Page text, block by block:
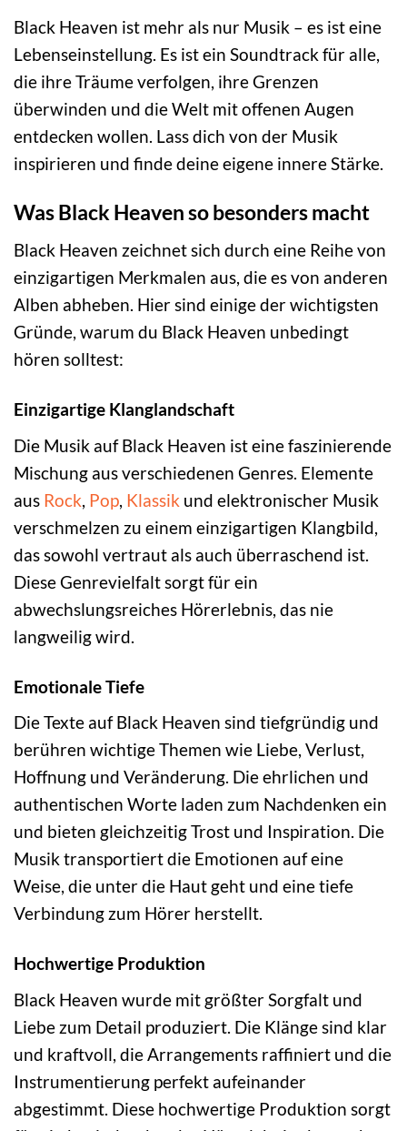
Black Heaven ist mehr als nur Musik – es ist eine
Lebenseinstellung. Es ist ein Soundtrack für alle,
die ihre Träume verfolgen, ihre Grenzen
überwinden und die Welt mit offenen Augen
entdecken wollen. Lass dich von der Musik
inspirieren und finde deine eigene innere Stärke.
Was Black Heaven so besonders macht
Black Heaven zeichnet sich durch eine Reihe von
einzigartigen Merkmalen aus, die es von anderen
Alben abheben. Hier sind einige der wichtigsten
Gründe, warum du Black Heaven unbedingt
hören solltest:
Einzigartige Klanglandschaft
Die Musik auf Black Heaven ist eine faszinierende
Mischung aus verschiedenen Genres. Elemente
aus Rock Pop Klassik und elektronischer Musik
verschmelzen zu einem einzigartigen Klangbild,
das sowohl vertraut als auch überraschend ist.
Diese Genrevielfalt sorgt für ein
abwechslungsreiches Hörerlebnis, das nie
langweilig wird.
Emotionale Tiefe
Die Texte auf Black Heaven sind tiefgründig und
berühren wichtige Themen wie Liebe, Verlust,
Hoffnung und Veränderung. Die ehrlichen und
authentischen Worte laden zum Nachdenken ein
und bieten gleichzeitig Trost und Inspiration. Die
Musik transportiert die Emotionen auf eine
Weise, die unter die Haut geht und eine tiefe
Verbindung zum Hörer herstellt.
Hochwertige Produktion
Black Heaven wurde mit größter Sorgfalt und
Liebe zum Detail produziert. Die Klänge sind klar
und kraftvoll, die Arrangements raffiniert und die
Instrumentierung perfekt aufeinander
abgestimmt. Diese hochwertige Produktion sorgt